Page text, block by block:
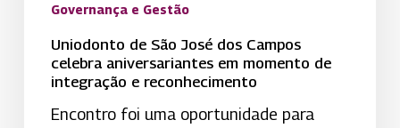
integração
reconhecimento
Governança e Gestão
Uniodonto de São José dos Campos
celebra aniversariantes em momento de
integração e reconhecimento
Encontro foi uma oportunidade para